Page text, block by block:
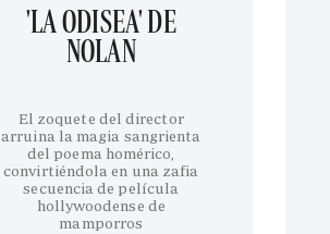
'LA ODISEA' DE
NOLAN
El zoquete del director
arruina la magia sangrienta
del poema homérico,
convirtiéndola en una zafia
secuencia de película
hollywoodense de
mamporros